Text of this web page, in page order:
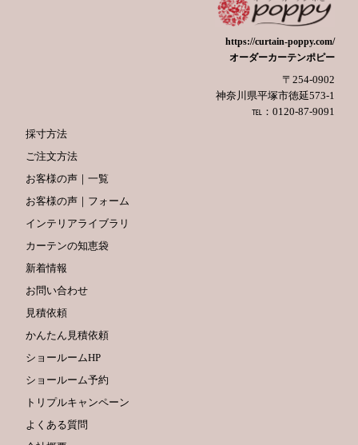
https://curtain-poppy.com/
オーダーカーテンポピー
〒254-0902
神奈川県平塚市徳延573-1
℡：0120-87-9091
採寸方法
ご注文方法
お客様の声｜一覧
お客様の声｜フォーム
インテリアライブラリ
カーテンの知恵袋
新着情報
お問い合わせ
見積依頼
かんたん見積依頼
ショールームHP
ショールーム予約
トリプルキャンペーン
よくある質問